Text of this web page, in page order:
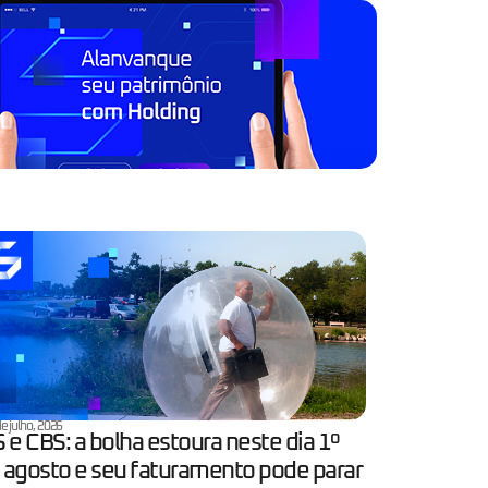
julho, 2026
e CBS: a bolha estoura neste dia 1º
e seu faturamento pode parar